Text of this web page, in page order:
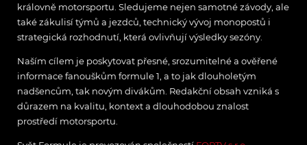
královně motorsportu. Sledujeme nejen samotné závody, ale
také zákulisí týmů a jezdců, technický vývoj monopostů i
strategická rozhodnutí, která ovlivňují výsledky sezóny.
Naším cílem je poskytovat přesné, srozumitelné a ověřené
informace fanouškům formule 1, a to jak dlouholetým
nadšencům, tak novým divákům. Redakční obsah vzniká s
důrazem na kvalitu, kontext a dlouhodobou znalost
prostředí motorsportu.